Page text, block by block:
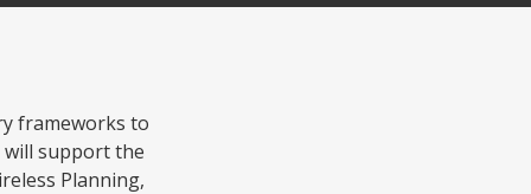
frameworks to
will support the
Planning,